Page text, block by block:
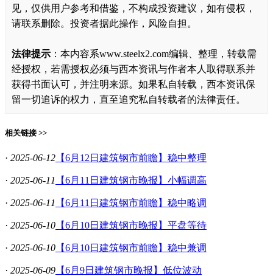
见，仅供用户参考和借鉴，不构成投资建议，如有侵权，
请联系删除。投资者据此操作，风险自担。
法律提示 ：本内容系www.steelx2.com编辑、整理，转载需
经授权，若需授权必须与西本资讯与作者本人取得联系并
获得书面认可，并注明来源。如果私自转载，西本资讯保
留一切追诉的权力，直至追究私自转载者的法律责任。
相关链接 >>
· 2025-06-12 【6月12日建筑钢市前瞻】稳中整理
· 2025-06-11 【6月11日建筑钢市晚报】小幅调高
· 2025-06-11 【6月11日建筑钢市前瞻】稳中略调
· 2025-06-10 【6月10日建筑钢市晚报】平盘等待
· 2025-06-10 【6月10日建筑钢市前瞻】稳中兼调
· 2025-06-09 【6月9日建筑钢市晚报】低位波动